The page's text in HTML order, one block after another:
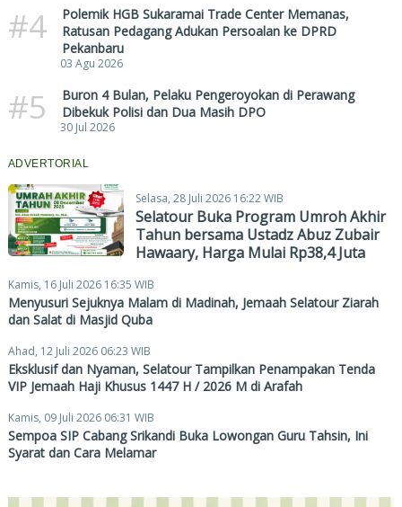
#4
Polemik HGB Sukaramai Trade Center Memanas,
Ratusan Pedagang Adukan Persoalan ke DPRD
Pekanbaru
03 Agu 2026
#5
Buron 4 Bulan, Pelaku Pengeroyokan di Perawang
Dibekuk Polisi dan Dua Masih DPO
30 Jul 2026
ADVERTORIAL
Selasa, 28 Juli 2026 16:22 WIB
Selatour Buka Program Umroh Akhir
Tahun bersama Ustadz Abuz Zubair
Hawaary, Harga Mulai Rp38,4 Juta
Kamis, 16 Juli 2026 16:35 WIB
Menyusuri Sejuknya Malam di Madinah, Jemaah Selatour Ziarah
dan Salat di Masjid Quba
Ahad, 12 Juli 2026 06:23 WIB
Eksklusif dan Nyaman, Selatour Tampilkan Penampakan Tenda
VIP Jemaah Haji Khusus 1447 H / 2026 M di Arafah
Kamis, 09 Juli 2026 06:31 WIB
Sempoa SIP Cabang Srikandi Buka Lowongan Guru Tahsin, Ini
Syarat dan Cara Melamar